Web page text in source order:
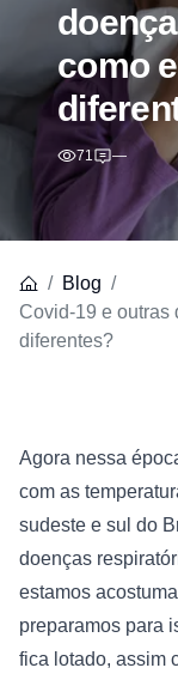
como
71 —
Blog
Covid-19 e outras
diferentes?
Agora nessa
com as
sudeste e sul do
doenças
estamos
preparamos para
fica lotado, assim